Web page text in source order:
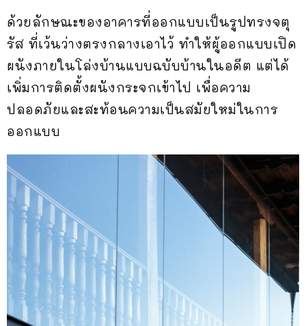
ด้วยลักษณะของอาคารที่ออกแบบเป็นรูปทรงจตุ
รัส ที่เว้นว่างตรงกลางเอาไว้ ทำให้ผู้ออกแบบเปิด
ผนังภายในโล่งบ้านแบบฉบับบ้านในอดีต แต่ได้
เพิ่มการติดตั้งผนังกระจกเข้าไป เพื่อความ
ปลอดภัยและสะท้อนความเป็นสมัยใหม่ในการ
ออกแบบ